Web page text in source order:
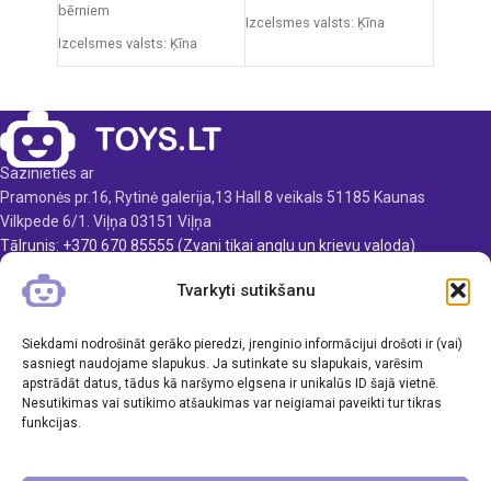
Tvarkyti sutikšanu
Siekdami nodrošināt gerāko pieredzi, įrenginio informācijui drošoti ir (vai)
sasniegt naudojame slapukus. Ja sutinkate su slapukais, varēsim
apstrādāt datus, tādus kā naršymo elgsena ir unikalūs ID šajā vietnē.
Nesutikimas vai sutikimo atšaukimas var neigiamai paveikti tur tikras
funkcijas.
bērniem
Izcelsmes valsts: Ķīna
Produkta materiāls:
plastmasa
gadiem
Elementi: 3 x AA (nav iekļauti)
Izcelsmes valsts: Ķīna
Virtuvītes izmēri: 63 x 48 x 30
Produkta materiāls: koks
gadiem.
Sazinieties ar
Pramonės pr.16, Rytinė galerija,13 Hall 8 veikals 51185 Kaunas
Vilkpede 6/1. Viļņa 03151 Viļņa
Tālrunis: +370 670 85555 (Zvani tikai anglu un krievu valoda)
E-pasts: info@toys.lt
KLIENTAMS
INFORMĀCIJA